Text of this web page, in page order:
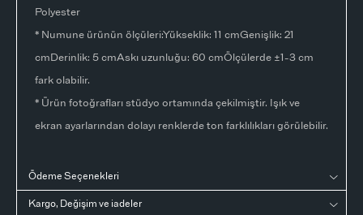
Polyester
* Numune ürünün ölçüleri:Yükseklik: 11 cmGenişlik: 21
cmDerinlik: 5 cmAskı uzunluğu: 60 cmÖlçülerde ±1-3 cm
fark olabilir.
* Ürün fotoğrafları stüdyo ortamında çekilmiştir. Işık ve
ekran ayarlarından dolayı renklerde ton farklılıkları görülebilir.
Ödeme Seçenekleri
Kargo, Değişim ve iadeler